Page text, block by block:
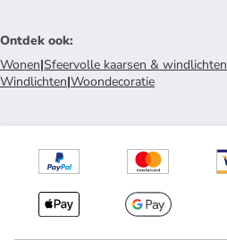
Ontdek ook:
Wonen|Sfeervolle kaarsen & windlichten
Windlichten|Woondecoratie